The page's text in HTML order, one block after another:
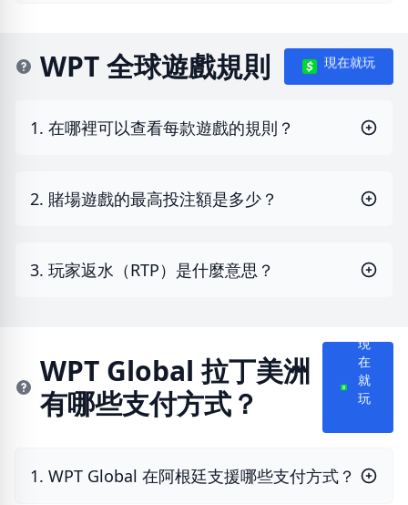
WPT 全球遊戲規則 現在就玩
1. 在哪裡可以查看每款遊戲的規則？
2. 賭場遊戲的最高投注額是多少？
3. 玩家返水（RTP）是什麼意思？
WPT Global 拉丁美洲
有哪些支付方式？
現
在
就
玩
1. WPT Global 在阿根廷支援哪些支付方式？